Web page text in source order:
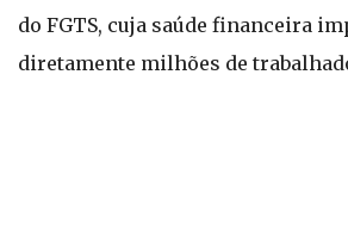
do FGTS, cuja saúde financeira
diretamente milhões de